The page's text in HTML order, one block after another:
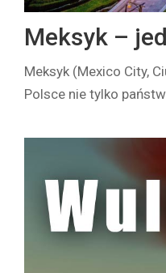
Meksyk –
Meksyk (Mexico City,
Polsce nie tylko